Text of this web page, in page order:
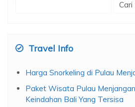
Travel Info
Harga Snorkeling di Pulau
Paket Wisata Pulau
Keindahan Bali Yang Tersisa